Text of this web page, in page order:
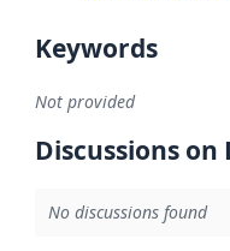
Keywords
Not provided
Discussions
No discussions found